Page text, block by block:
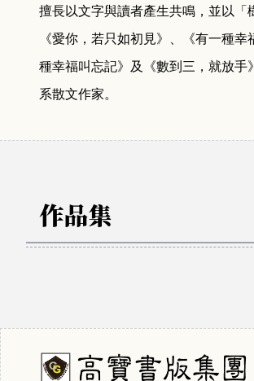
擅長以文字與讀者產生共鳴， 並 以「
《愛你，若只如初見》、《有一種
種幸福叫忘記》及《數到三，就放手
系散文作家。
作品集